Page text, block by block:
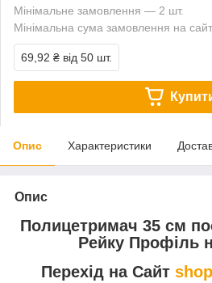
Мінімальне замовлення — 2 шт.
Мінімальна сума замовлення на
69,92 ₴ від 50 шт.
Опис Характеристики
Опис
Полицетримач 35 см
Рейку Профіль
Перехід на Сайт